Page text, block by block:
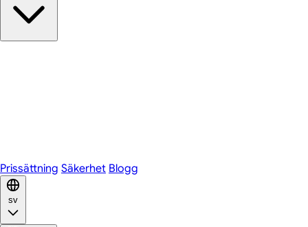
Prissättning Säkerhet Blogg
sv